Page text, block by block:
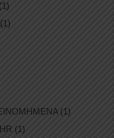
(1)
(1)
(1)
(1)